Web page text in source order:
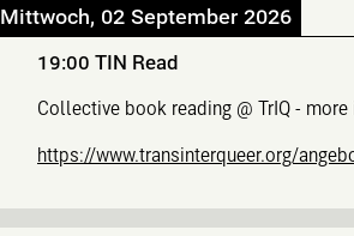
Mittwoch, 02 September 2026
19:00 TIN Read
Collective book reading @ TrIQ - more
https://www.transinterqueer.org/